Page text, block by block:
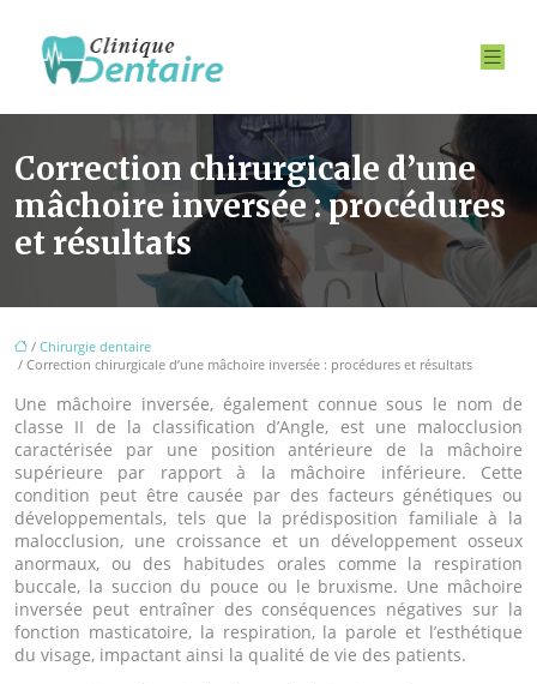
Correction chirurgicale d’une
mâchoire inversée : procédures
et résultats
/ Chirurgie dentaire
/ Correction chirurgicale d’une mâchoire inversée : procédures et résultats
Une mâchoire inversée, également connue sous le nom de
classe II de la classification d’Angle, est une malocclusion
caractérisée par une position antérieure de la mâchoire
supérieure par rapport à la mâchoire inférieure. Cette
condition peut être causée par des facteurs génétiques ou
développementals, tels que la prédisposition familiale à la
malocclusion, une croissance et un développement osseux
anormaux, ou des habitudes orales comme la respiration
buccale, la succion du pouce ou le bruxisme. Une mâchoire
inversée peut entraîner des conséquences négatives sur la
fonction masticatoire, la respiration, la parole et l’esthétique
du visage, impactant ainsi la qualité de vie des patients.